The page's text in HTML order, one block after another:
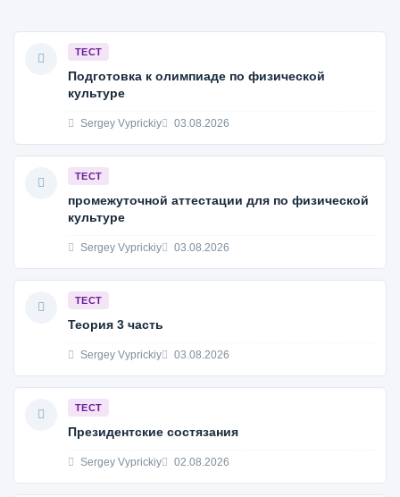
ТЕСТ
Подготовка к олимпиаде по физической
культуре
Sergey Vyprickiy 03.08.2026
ТЕСТ
промежуточной аттестации для по физической
культуре
Sergey Vyprickiy 03.08.2026
ТЕСТ
Теория 3 часть
Sergey Vyprickiy 03.08.2026
ТЕСТ
Президентские состязания
Sergey Vyprickiy 02.08.2026